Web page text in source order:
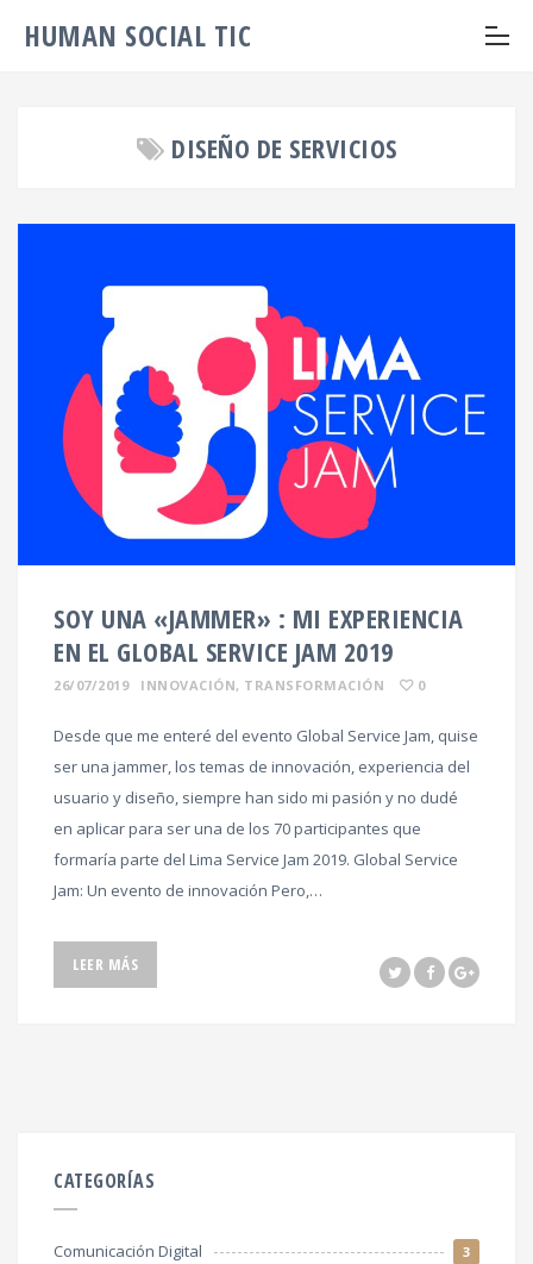
HUMAN SOCIAL TIC
DISEÑO DE SERVICIOS
SOY UNA «JAMMER» : MI EXPERIENCIA
EN EL GLOBAL SERVICE JAM 2019
26/07/2019 INNOVACIÓN, TRANSFORMACIÓN 0
Desde que me enteré del evento Global Service Jam, quise
ser una jammer, los temas de innovación, experiencia del
usuario y diseño, siempre han sido mi pasión y no dudé
en aplicar para ser una de los 70 participantes que
formaría parte del Lima Service Jam 2019. Global Service
Jam: Un evento de innovación Pero,…
LEER MÁS
CATEGORÍAS
Comunicación Digital 3